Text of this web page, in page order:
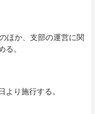
ほか、支部の運営に関
る。
施行する。